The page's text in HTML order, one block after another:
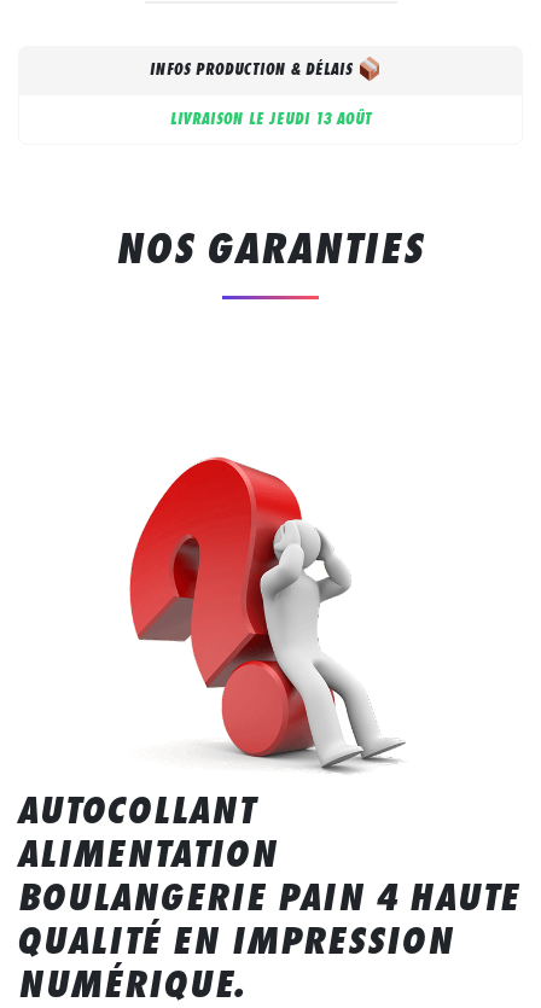
INFOS PRODUCTION & DÉLAIS
LIVRAISON LEJEUDI 13 AOÛT
NOS GARANTIES
AUTOCOLLANT
ALIMENTATION
BOULANGERIE PAIN 4 HAUTE
QUALITÉ EN IMPRESSION
NUMÉRIQUE.